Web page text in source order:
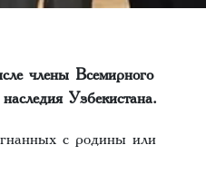
члены Всемирного
Узбекистана.
с родины или